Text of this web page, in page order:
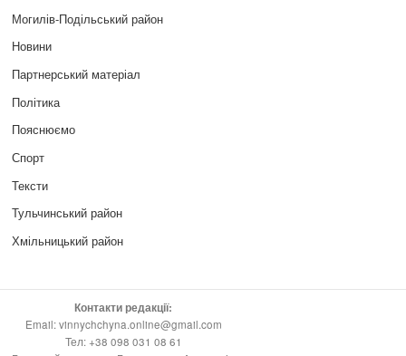
Могилів-Подільський район
Новини
Партнерський матеріал
Політика
Пояснюємо
Спорт
Тексти
Тульчинський район
Хмільницький район
Контакти редакції:
Email: vinnychchyna.online@gmail.com
Тел: +38 098 031 08 61